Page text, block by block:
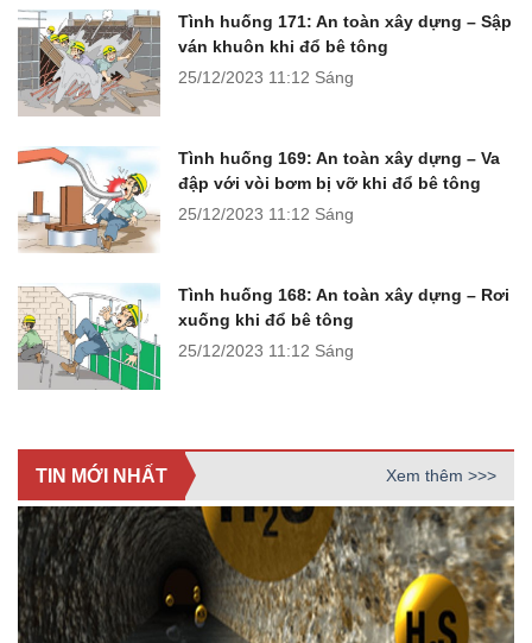
Tình huống 171: An toàn xây dựng – Sập
ván khuôn khi đổ bê tông
25/12/2023 11:12 Sáng
Tình huống 169: An toàn xây dựng – Va
đập với vòi bơm bị vỡ khi đổ bê tông
25/12/2023 11:12 Sáng
Tình huống 168: An toàn xây dựng – Rơi
xuống khi đổ bê tông
25/12/2023 11:12 Sáng
TIN MỚI NHẤT Xem thêm >>>